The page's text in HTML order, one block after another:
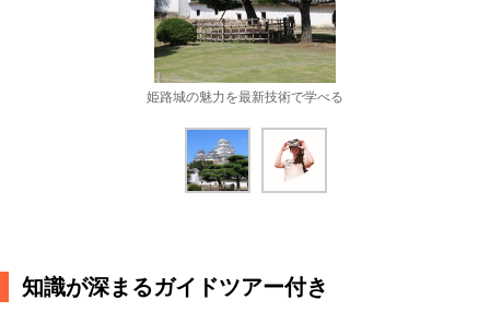
姫路城の魅力を最新技術で学べる
知識が深まるガイドツアー付き